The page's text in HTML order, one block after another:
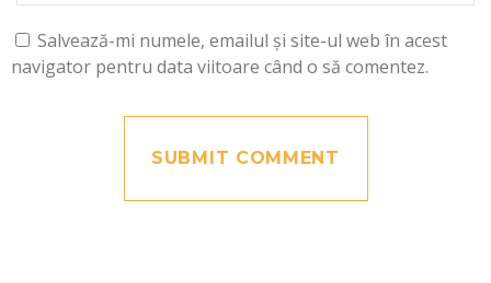
Salvează-mi numele, emailul și site-ul web în acest
navigator pentru data viitoare când o să comentez.